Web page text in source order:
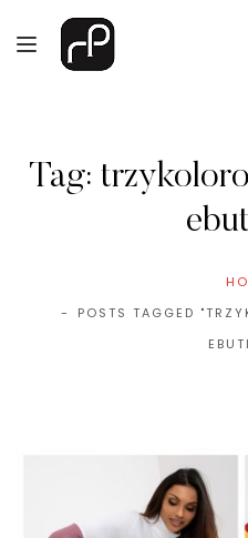
Tag:
POSTS TAGGED